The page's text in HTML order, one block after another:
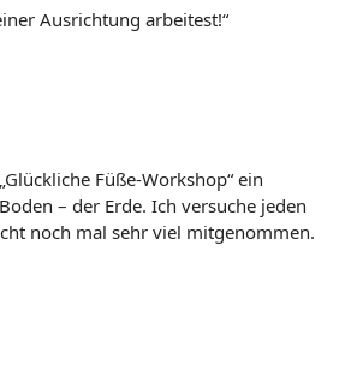
Ausrichtung arbeitest!“
Füße-Workshop“ ein
– der Erde. Ich versuche jeden
noch mal sehr viel mitgenommen.